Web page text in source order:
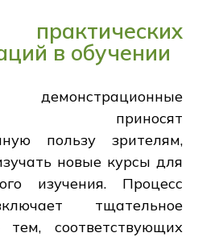
в обучении
демонстрационные
приносят
пользу зрителям,
новые курсы для
изучения. Процесс
тщательное
тем, соответствующих